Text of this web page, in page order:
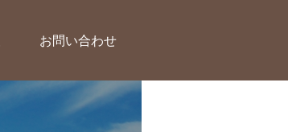
お問い合わせ